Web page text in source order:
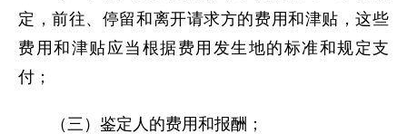
定，前往、停留和离开请求方的费用和津贴，这些
费用和津贴应当根据费用发生地的标准和规定支
付；
（三）鉴定人的费用和报酬；